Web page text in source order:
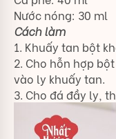
Nước nóng: 30 ml
Cách làm
1. Khuấy tan bột
2. Cho hỗn hợp
vào ly khuấy tan.
3. Cho đá đầy ly,